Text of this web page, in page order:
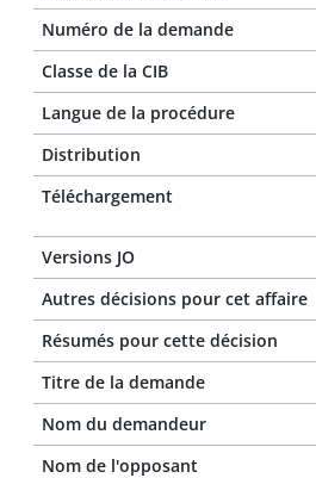
Numéro de la demande
Classe de la CIB
Langue de la procédure
Distribution
Téléchargement
Versions JO
Autres décisions pour cet affaire
Résumés pour cette décision
Titre de la demande
Nom du demandeur
Nom de l'opposant